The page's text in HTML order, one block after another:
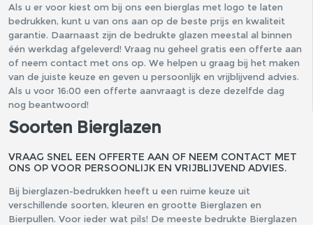
Als u er voor kiest om bij ons een bierglas met logo te laten
bedrukken, kunt u van ons aan op de beste prijs en kwaliteit
garantie. Daarnaast zijn de bedrukte glazen meestal al binnen
één werkdag afgeleverd! Vraag nu geheel gratis een offerte aan
of neem contact met ons op. We helpen u graag bij het maken
van de juiste keuze en geven u persoonlijk en vrijblijvend advies.
Als u voor 16:00 een offerte aanvraagt is deze dezelfde dag
nog beantwoord!
Soorten Bierglazen
VRAAG SNEL EEN OFFERTE AAN OF NEEM CONTACT MET
ONS OP VOOR PERSOONLIJK EN VRIJBLIJVEND ADVIES.
Bij bierglazen-bedrukken heeft u een ruime keuze uit
verschillende soorten, kleuren en grootte Bierglazen en
Bierpullen. Voor ieder wat pils! De meeste bedrukte Bierglazen